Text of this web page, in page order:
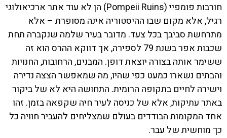
חורבות פומפיי (Pompeii Ruins) הן לא עוד אתר ארכיאולוגי
רגיל, אלא מקום שבו ההיסטוריה אינה מסופרת – אלא
מתרחשת סביבך בכל צעד. מדובר בעיר שלמה שנקברה תחת
שכבות אפר בשנת 79 לספירה, אך דווקא ההרס הוא זה
ששימר אותה בצורה יוצאת דופן. המבנים, הרחובות, החנויות
והבתים נשארו כמעט כפי שהיו, מה שמאפשר הצצה נדירה
וישירה לחיים בתקופה הרומית. התחושה היא לא של ביקור
באתר עתיקות, אלא של כניסה לעיר חיה שקפאה בזמן. זהו
אחד המקומות הבודדים בעולם שמצליחים להעביר חוויה כל
כך מוחשית של עבר.